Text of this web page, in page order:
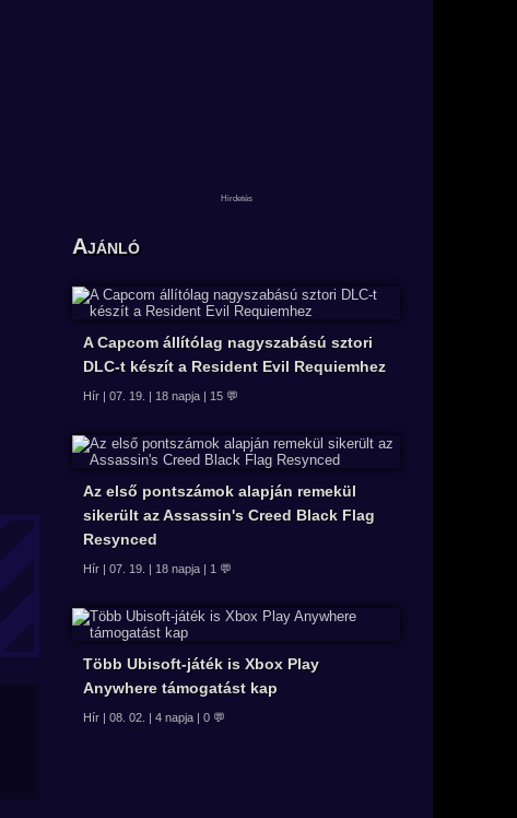
Ajánló
A Capcom állítólag nagyszabású sztori
DLC-t készít a Resident Evil Requiemhez
Hír | 07. 19. | 18 napja | 15 💬
Az első pontszámok alapján remekül
sikerült az Assassin's Creed Black Flag
Resynced
Hír | 07. 19. | 18 napja | 1 💬
Több Ubisoft-játék is Xbox Play
Anywhere támogatást kap
Hír | 08. 02. | 4 napja | 0 💬